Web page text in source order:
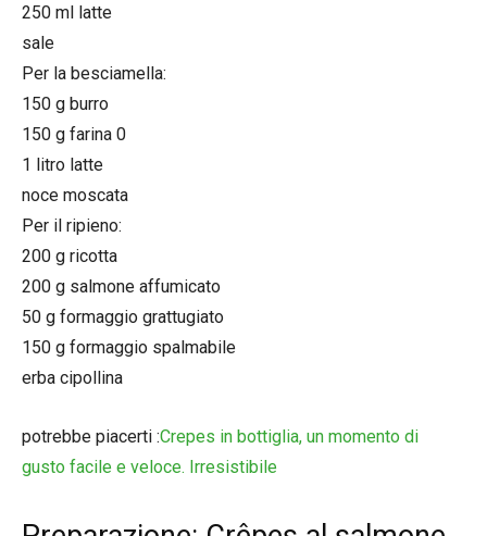
250 ml latte
sale
Per la besciamella:
150 g burro
150 g farina 0
1 litro latte
noce moscata
Per il ripieno:
200 g ricotta
200 g salmone affumicato
50 g formaggio grattugiato
150 g formaggio spalmabile
erba cipollina
potrebbe piacerti :Crepes in bottiglia, un momento di
gusto facile e veloce. Irresistibile